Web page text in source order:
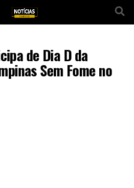
de Dia D da
Sem Fome no